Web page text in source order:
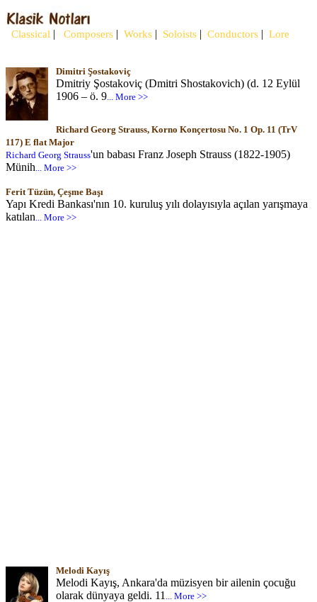
Classical | Composers | Works | Soloists | Conductors | Lore
Dimitri Şostakoviç
Dmitriy Şostakoviç (Dmitri Shostakovich) (d. 12 Eylül
1906 – ö. 9... More >>
Richard Georg Strauss, Korno Konçertosu No. 1 Op. 11 (TrV
117) E flat Major
Richard Georg Strauss'un babası Franz Joseph Strauss (1822-1905)
Münih... More >>
Ferit Tüzün, Çeşme Başı
Yapı Kredi Bankası'nın 10. kuruluş yılı dolayısıyla açılan yarışmaya
katılan... More >>
Melodi Kayış
Melodi Kayış, Ankara'da müzisyen bir ailenin çocuğu
olarak dünyaya geldi. 11 ... More >>